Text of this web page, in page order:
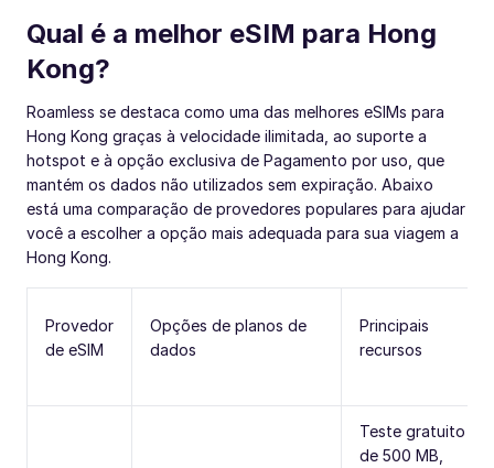
Qual é a melhor eSIM para Hong
Kong?
Roamless se destaca como uma das melhores eSIMs para
Hong Kong graças à velocidade ilimitada, ao suporte a
hotspot e à opção exclusiva de Pagamento por uso, que
mantém os dados não utilizados sem expiração. Abaixo
está uma comparação de provedores populares para ajudar
você a escolher a opção mais adequada para sua viagem a
Hong Kong.
Provedor
de eSIM
Opções de planos de
dados
Principais
recursos
Teste gratuito
de 500 MB,